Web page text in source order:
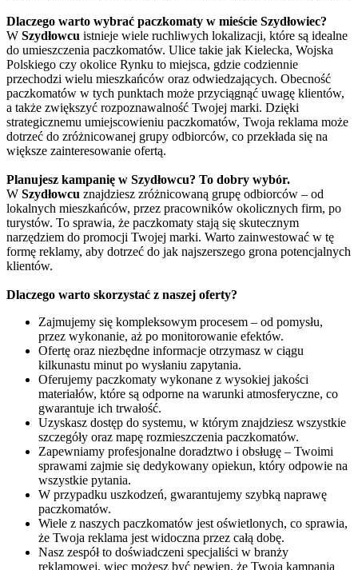
Dlaczego warto wybrać paczkomaty w mieście Szydłowiec?
W Szydłowcu istnieje wiele ruchliwych lokalizacji, które są idealne
do umieszczenia paczkomatów. Ulice takie jak Kielecka, Wojska
Polskiego czy okolice Rynku to miejsca, gdzie codziennie
przechodzi wielu mieszkańców oraz odwiedzających. Obecność
paczkomatów w tych punktach może przyciągnąć uwagę klientów,
a także zwiększyć rozpoznawalność Twojej marki. Dzięki
strategicznemu umiejscowieniu paczkomatów, Twoja reklama może
dotrzeć do zróżnicowanej grupy odbiorców, co przekłada się na
większe zainteresowanie ofertą.
Planujesz kampanię w Szydłowcu? To dobry wybór.
W Szydłowcu znajdziesz zróżnicowaną grupę odbiorców – od
lokalnych mieszkańców, przez pracowników okolicznych firm, po
turystów. To sprawia, że paczkomaty stają się skutecznym
narzędziem do promocji Twojej marki. Warto zainwestować w tę
formę reklamy, aby dotrzeć do jak najszerszego grona potencjalnych
klientów.
Dlaczego warto skorzystać z naszej oferty?
Zajmujemy się kompleksowym procesem – od pomysłu,
przez wykonanie, aż po monitorowanie efektów.
Ofertę oraz niezbędne informacje otrzymasz w ciągu
kilkunastu minut po wysłaniu zapytania.
Oferujemy paczkomaty wykonane z wysokiej jakości
materiałów, które są odporne na warunki atmosferyczne, co
gwarantuje ich trwałość.
Uzyskasz dostęp do systemu, w którym znajdziesz wszystkie
szczegóły oraz mapę rozmieszczenia paczkomatów.
Zapewniamy profesjonalne doradztwo i obsługę – Twoimi
sprawami zajmie się dedykowany opiekun, który odpowie na
wszystkie pytania.
W przypadku uszkodzeń, gwarantujemy szybką naprawę
paczkomatów.
Wiele z naszych paczkomatów jest oświetlonych, co sprawia,
że Twoja reklama jest widoczna przez całą dobę.
Nasz zespół to doświadczeni specjaliści w branży
reklamowej, więc możesz być pewien, że Twoja kampania